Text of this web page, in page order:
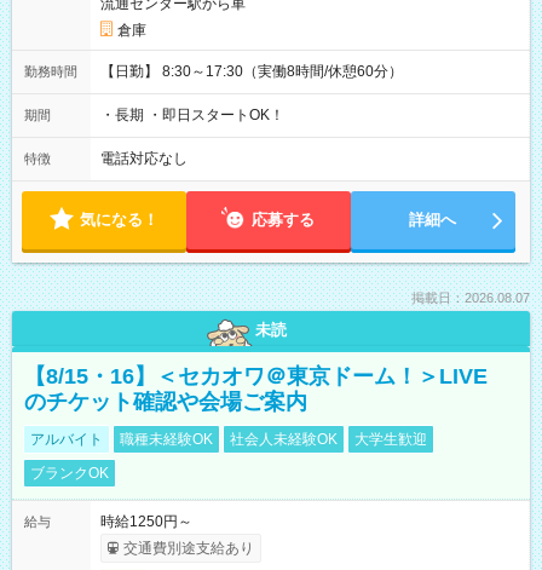
流通センター駅から車
倉庫
勤務時間 【日勤】 8:30～17:30（実働8時間/休憩60分）
期間 ・長期 ・即日スタートOK！
特徴 電話対応なし
気になる！ 応募する 詳細へ
掲載日：2026.08.07
未読
【8/15・16】＜セカオワ＠東京ドーム！＞LIVE
のチケット確認や会場ご案内
アルバイト 職種未経験OK 社会人未経験OK
大学生歓迎
ブランクOK
給与
時給1250円～
交通費別途支給あり